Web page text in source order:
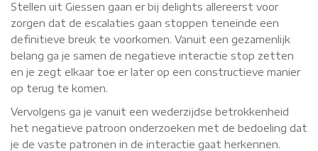
Stellen uit Giessen gaan er bij delights allereerst voor
zorgen dat de escalaties gaan stoppen teneinde een
definitieve breuk te voorkomen. Vanuit een gezamenlijk
belang ga je samen de negatieve interactie stop zetten
en je zegt elkaar toe er later op een constructieve manier
op terug te komen.
Vervolgens ga je vanuit een wederzijdse betrokkenheid
het negatieve patroon onderzoeken met de bedoeling dat
je de vaste patronen in de interactie gaat herkennen.